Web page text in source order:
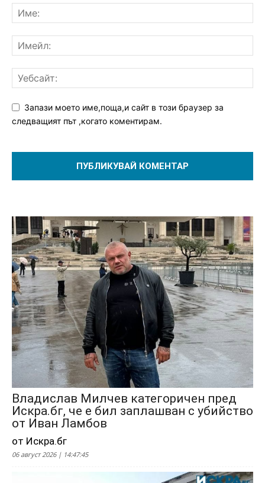
Запази моето име,поща,и сайт в този браузер за
следващият път ,когато коментирам.
Владислав Милчев категоричен пред
Искра.бг, че е бил заплашван с убийство
от Иван Ламбов
от Искра.бг
06 август 2026 | 14:47:45